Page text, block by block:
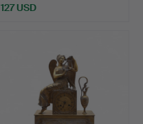
127 USD